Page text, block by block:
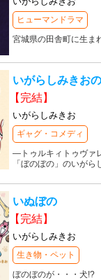
ヒューマンドラマ
宮城県の田舎町に生ま
いがらしみきお
【完結】
いがらしみきお
ギャグ・コメディ
―トゥルキィトゥヴァ
「ぼのぼの」のいが
いぬぼの
【完結】
いがらしみきお
生き物・ペット
ぼのぼのが・・・犬!?